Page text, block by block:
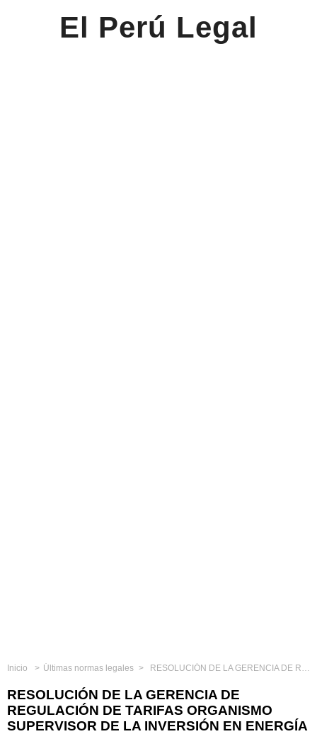
El Perú Legal
Inicio Últimas normas legales RESOLUCIÓN DE LA GERENCIA DE REGULACIÓN DE TARIFAS ORGANISMO SUPERVISOR DE LA INVERSIÓN EN ENERGÍA
RESOLUCIÓN DE LA GERENCIA DE
REGULACIÓN DE TARIFAS ORGANISMO
SUPERVISOR DE LA INVERSIÓN EN ENERGÍA